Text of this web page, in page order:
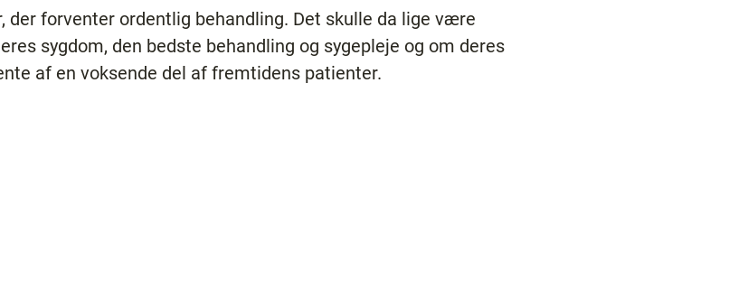
forventer ordentlig behandling. Det skulle da lige være
sygdom, den bedste behandling og sygepleje og om deres
af en voksende del af fremtidens patienter.